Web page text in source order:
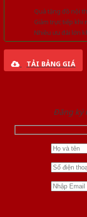
Quà tặng đồ nội
Giảm trực tiếp khi
Nhiều ưu đãi lớn
TẢI BẢNG GIÁ
Đăng ký